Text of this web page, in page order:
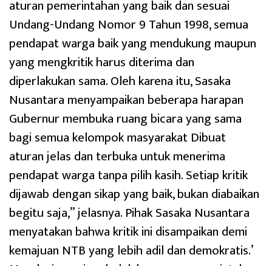
aturan pemerintahan yang baik dan sesuai
Undang-Undang Nomor 9 Tahun 1998, semua
pendapat warga baik yang mendukung maupun
yang mengkritik harus diterima dan
diperlakukan sama. Oleh karena itu, Sasaka
Nusantara menyampaikan beberapa harapan
Gubernur membuka ruang bicara yang sama
bagi semua kelompok masyarakat Dibuat
aturan jelas dan terbuka untuk menerima
pendapat warga tanpa pilih kasih. Setiap kritik
dijawab dengan sikap yang baik, bukan diabaikan
begitu saja,” jelasnya. Pihak Sasaka Nusantara
menyatakan bahwa kritik ini disampaikan demi
kemajuan NTB yang lebih adil dan demokratis.’